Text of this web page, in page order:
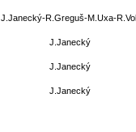
J.Janecký-R.Greguš-M.Uxa-
J.Janecký
J.Janecký
J.Janecký